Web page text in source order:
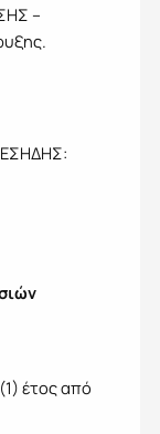
–
ΕΣΗΔΗΣ:
έτος από